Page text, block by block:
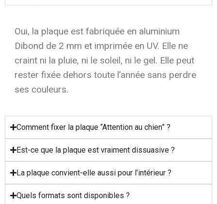
Oui, la plaque est fabriquée en aluminium
Dibond de 2 mm et imprimée en UV. Elle ne
craint ni la pluie, ni le soleil, ni le gel. Elle peut
rester fixée dehors toute l’année sans perdre
ses couleurs.
Comment fixer la plaque “Attention au chien” ?
Est-ce que la plaque est vraiment dissuasive ?
La plaque convient-elle aussi pour l’intérieur ?
Quels formats sont disponibles ?